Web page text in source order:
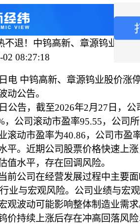
不退！中钨高新、章源钨业提示
08:27:18
中钨高新、章源钨业股价涨
动公告。
告，截至2026年2月27日，公
，公司滚动市盈率95.55，公司
滚动市盈率为40.86，公司市盈
平。近期公司股票价格快速上
值水平，存在回调风险。
公司在经营发展过程中主要面
业与宏观风险。公司业绩与宏
观波动可能影响整体制造业需
价持续上涨后存在冲高回落风